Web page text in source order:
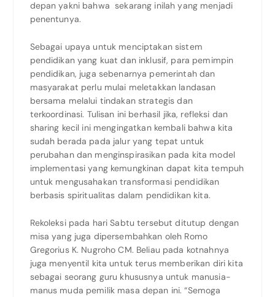
depan yakni bahwa sekarang inilah yang menjadi
penentunya.
Sebagai upaya untuk menciptakan sistem
pendidikan yang kuat dan inklusif, para pemimpin
pendidikan, juga sebenarnya pemerintah dan
masyarakat perlu mulai meletakkan landasan
bersama melalui tindakan strategis dan
terkoordinasi. Tulisan ini berhasil jika, refleksi dan
sharing kecil ini mengingatkan kembali bahwa kita
sudah berada pada jalur yang tepat untuk
perubahan dan menginspirasikan pada kita model
implementasi yang kemungkinan dapat kita tempuh
untuk mengusahakan transformasi pendidikan
berbasis spiritualitas dalam pendidikan kita.
Rekoleksi pada hari Sabtu tersebut ditutup dengan
misa yang juga dipersembahkan oleh Romo
Gregorius K. Nugroho CM. Beliau pada kotnahnya
juga menyentil kita untuk terus memberikan diri kita
sebagai seorang guru khususnya untuk manusia-
manus muda pemilik masa depan ini. “Semoga